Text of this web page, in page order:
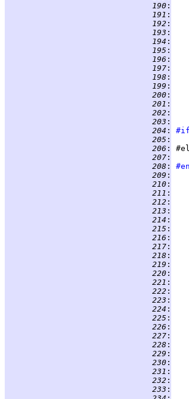
190 :
191 :
192 :
193 :
194 :
195 :
196 :
197 :
198 :
199 :
200 :
201 :
202 :
203 :
204 :
205 :
206 :
207 :
208 :
209 :
210 :
211 :
212 :
213 :
214 :
215 :
216 :
217 :
218 :
219 :
220 :
221 :
222 :
223 :
224 :
225 :
226 :
227 :
228 :
229 :
230 :
231 :
232 :
233 :